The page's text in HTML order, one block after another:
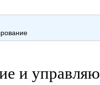
и